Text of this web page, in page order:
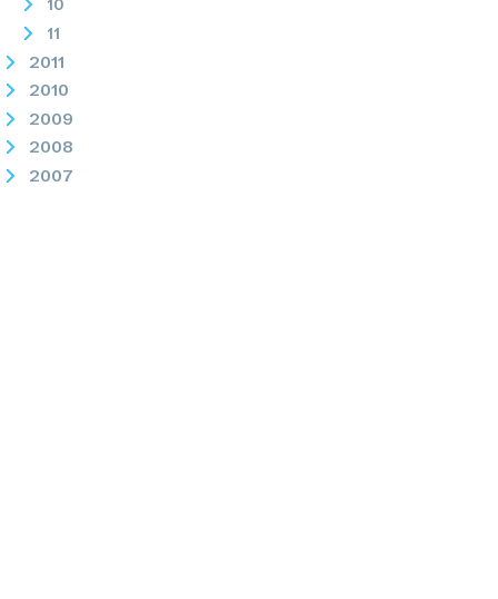
10
11
2011
2010
2009
2008
2007